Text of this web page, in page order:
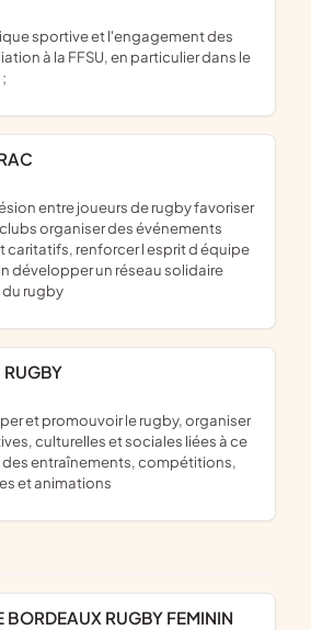
à la FFSU, en particulier dans le
organiser des événements
caritatifs, renforcer l esprit d équipe
développer un réseau solidaire
rugby
RUGBY
culturelles et sociales liées à ce
entraînements, compétitions,
et animations
BORDEAUX RUGBY FEMININ